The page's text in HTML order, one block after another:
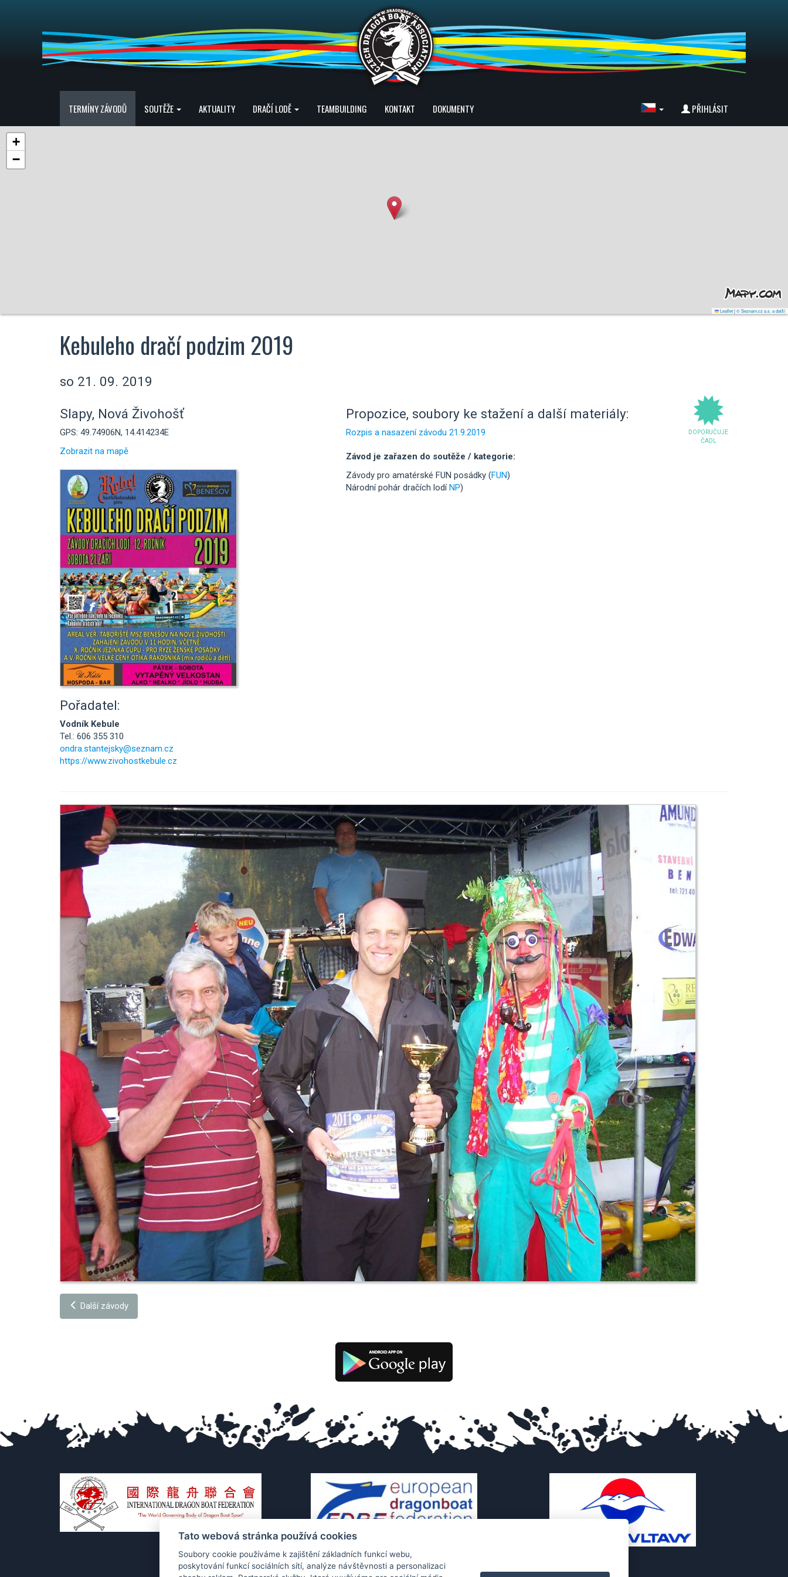
TERMÍNY ZÁVODŮ SOUTĚŽE AKTUALITY DRAČÍ LODĚ TEAMBUILDING KONTAKT DOKUMENTY PŘIHLÁSIT
+
−
Leaflet|© Seznam.cz a.s. a další
Kebuleho dračí podzim 2019
so 21. 09. 2019
Slapy, Nová Živohošť
GPS: 49.74906N, 14.414234E
Zobrazit na mapě
Pořadatel:
Vodník Kebule
Tel.: 606 355 310
ondra.stantejsky@seznam.cz
https://www.zivohostkebule.cz
DOPORUČUJE
ČADL
Propozice, soubory ke stažení a další materiály:
Rozpis a nasazení závodu 21.9.2019
Závod je zařazen do soutěže / kategorie:
Závody pro amatérské FUN posádky (FUN)
Národní pohár dračích lodíNP)
Další závody
Tato webová stránka používá cookies
Soubory cookie používáme k zajištění základních funkcí webu,
poskytování funkcí sociálních sítí, analýze návštěvnosti a personalizaci